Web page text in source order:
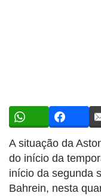
A situação da
do início da
início da segunda
Bahrein, nesta